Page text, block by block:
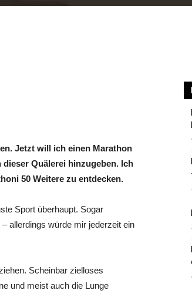
Jetzt will ich einen Marathon
Quälerei hinzugeben. Ich
50 Weitere zu entdecken.
Sport überhaupt. Sogar
allerdings würde mir jederzeit ein
Scheinbar zielloses
und meist auch die Lunge